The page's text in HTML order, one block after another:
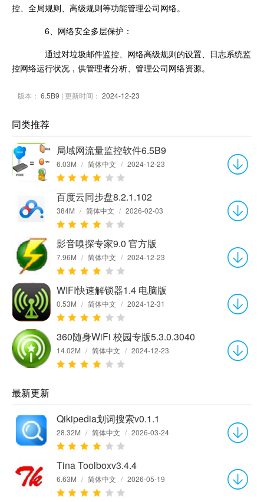
控、全局规则、高级规则等功能管理公司网络。
6、网络安全多层保护：
通过对垃圾邮件监控、网络高级规则的设置、日志系统监
控网络运行状况，供管理者分析、管理公司网络资源。
版本： 6.5B9 | 更新时间： 2024-12-23
同类推荐
局域网流量监控软件6.5B9
6.03M / 简体中文 / 2024-12-23
百度云同步盘8.2.1.102
384M / 简体中文 / 2026-02-03
影音嗅探专家9.0 官方版
7.96M / 简体中文 / 2024-12-23
WIFI快速解锁器1.4 电脑版
0.53M / 简体中文 / 2024-12-31
360随身WiFi 校园专版5.3.0.3040
14.02M / 简体中文 / 2024-12-23
最新更新
Qikipedia划词搜索v0.1.1
28.32M / 简体中文 / 2026-03-24
Tina Toolboxv3.4.4
6.63M / 简体中文 / 2026-05-19